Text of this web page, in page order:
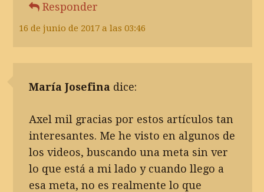
16 de junio de 2017 a las 03:46
Responder
María Josefina dice:
Axel mil gracias por estos artículos tan
interesantes. Me he visto en algunos de
los videos, buscando una meta sin ver
lo que está a mi lado y cuando llego a
esa meta, no es realmente lo que